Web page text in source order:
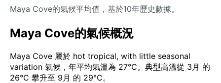
Maya Cove的氣候平均值，基於10年歷史數據。
Maya Cove的氣候概況
Maya Cove 屬於 hot tropical, with little seasonal
variation 氣候，年平均氣溫為 27°C。典型高溫從 3月 的
26°C 攀升至 9月 的 29°C。